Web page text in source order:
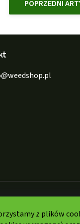
z plików
POPRZEDNI
@weedshop.pl